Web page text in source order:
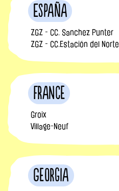
España
ZGZ - CC. Sanchez Punter
ZGZ - CC.Estación del Norte
France
Groix
Village-Neuf
Georgia